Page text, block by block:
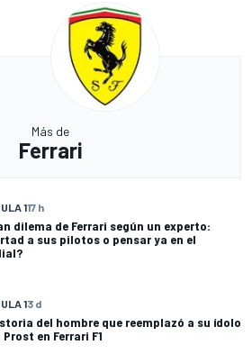
Más de
Ferrari
117 h
dilema de Ferrari según un experto:
a sus pilotos o pensar ya en el
13 d
del hombre que reemplazó a su ídolo
en Ferrari F1